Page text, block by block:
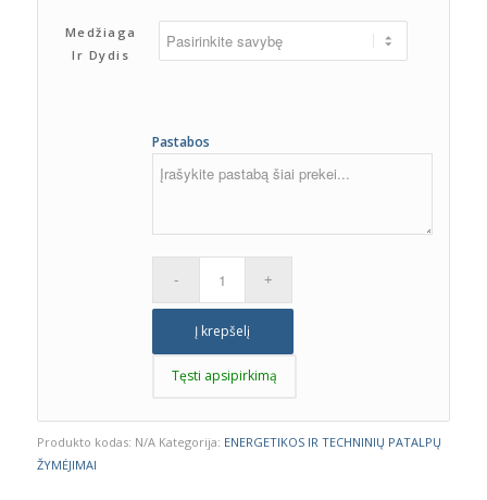
through
Medžiaga
Ir Dydis
Pastabos
Į krepšelį
Tęsti apsipirkimą
Produkto kodas: N/A Kategorija: ENERGETIKOS IR TECHNINIŲ PATALPŲ
ŽYMĖJIMAI